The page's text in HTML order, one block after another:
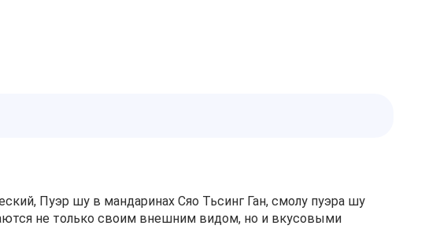
Пуэр шу в мандаринах Сяо Тьсинг Ган, смолу пуэра шу
не только своим внешним видом, но и вкусовыми